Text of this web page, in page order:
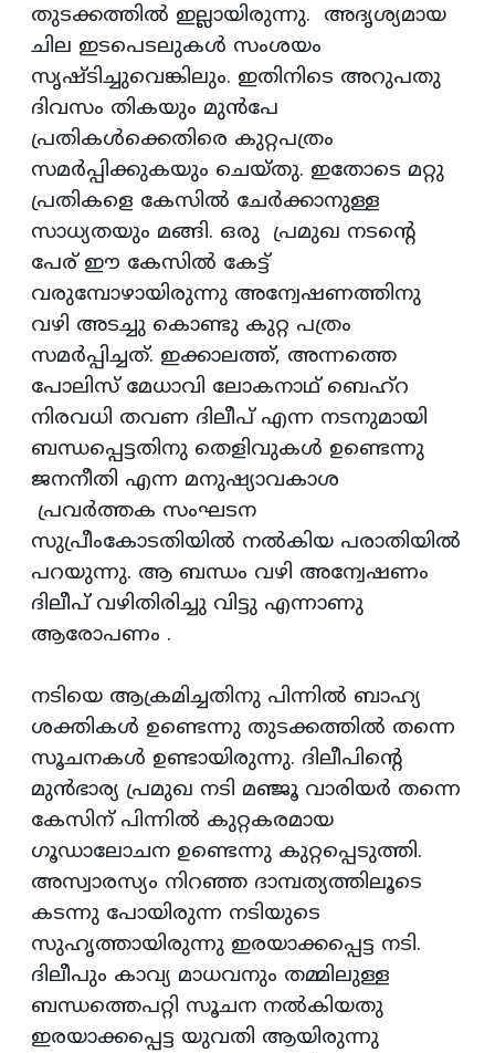
തുടക്കത്തില്‍ ഇല്ലായിരുന്നു. അദൃശ്യമായ
ചില ഇടപെടലുകള്‍ സംശയം
സൃഷ്ടിച്ചുവെങ്കിലും. ഇതിനിടെ അറുപതു
ദിവസം തികയും മുന്‍പേ
പ്രതികള്‍ക്കെതിരെ കുറ്റപത്രം
സമര്‍പ്പിക്കുകയും ചെയ്തു. ഇതോടെ മറ്റു
പ്രതികളെ കേസില്‍ ചേര്‍ക്കാനുള്ള
സാധ്യതയും മങ്ങി. ഒരു പ്രമുഖ നടന്റെ
പേര് ഈ കേസില്‍ കേട്ട്
വരുമ്പോഴായിരുന്നു അന്വേഷണത്തിനു
വഴി അടച്ചു കൊണ്ടു കുറ്റ പത്രം
സമര്‍പ്പിച്ചത്. ഇക്കാലത്ത്, അന്നത്തെ
പോലിസ് മേധാവി ലോകനാഥ് ബെഹ്റ
നിരവധി തവണ ദിലീപ് എന്ന നടനുമായി
ബന്ധപ്പെട്ടതിനു തെളിവുകള്‍ ഉണ്ടെന്നു
ജനനീതി എന്ന മനുഷ്യാവകാശ
പ്രവര്‍ത്തക സംഘടന
സുപ്രീംകോടതിയില്‍ നല്‍കിയ പരാതിയില്‍
പറയുന്നു. ആ ബന്ധം വഴി അന്വേഷണം
ദിലീപ് വഴിതിരിച്ചു വിട്ടു എന്നാണു
ആരോപണം .
നടിയെ ആക്രമിച്ചതിനു പിന്നില്‍ ബാഹ്യ
ശക്തികള്‍ ഉണ്ടെന്നു തുടക്കത്തില്‍ തന്നെ
സൂചനകള്‍ ഉണ്ടായിരുന്നു. ദിലീപിന്‍റെ
മുന്‍ഭാര്യ പ്രമുഖ നടി മഞ്ജൂ വാരിയര്‍ തന്നെ
കേസിന് പിന്നില്‍ കുറ്റകരമായ
ഗൂഡാലോചന ഉണ്ടെന്നു കുറ്റപ്പെടുത്തി.
അസ്വാരസ്യം നിറഞ്ഞ ദാമ്പത്യത്തിലൂടെ
കടന്നു പോയിരുന്ന നടിയുടെ
സുഹൃത്തായിരുന്നു ഇരയാക്കപ്പെട്ട നടി.
ദിലീപും കാവ്യ മാധവനും തമ്മിലുള്ള
ബന്ധത്തെപറ്റി സൂചന നല്‍കിയതു
ഇരയാക്കപ്പെട്ട യുവതി ആയിരുന്നു